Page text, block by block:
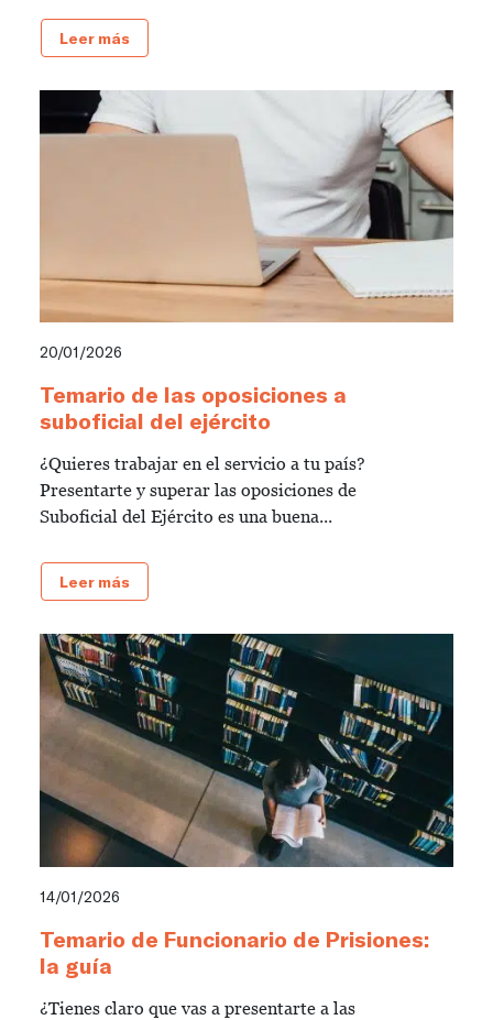
Leer más
20/01/2026
Temario de las oposiciones a
suboficial del ejército
¿Quieres trabajar en el servicio a tu país?
Presentarte y superar las oposiciones de
Suboficial del Ejército es una buena...
Leer más
14/01/2026
Temario de Funcionario de Prisiones:
la guía
¿Tienes claro que vas a presentarte a las